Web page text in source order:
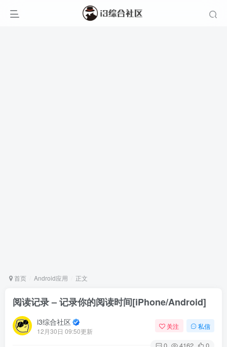
首页 Android应用 正文
阅读记录 – 记录你的阅读时间[iPhone/Android]
i3综合社区
12月30日 09:50更新
关注 私信